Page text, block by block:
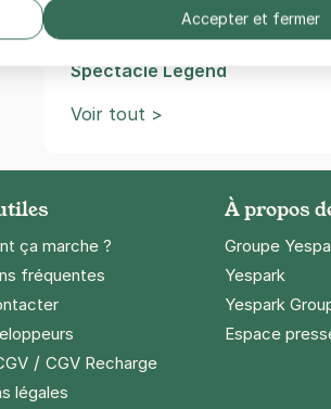
Concert Eric Serra
Concert Gaëtan Roussel
Spectacle Legend
Voir tout >
ça marche ?
fréquentes
/ CGV Recharge
légales
À propos
Groupe
Yespark
Yespark
Espace
Accepter et fermer